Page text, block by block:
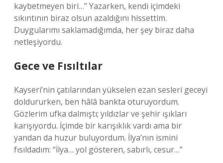
kaybetmeyen biri…” Yazarken, kendi içimdeki
sıkıntının biraz olsun azaldığını hissettim.
Duygularımı saklamadığımda, her şey biraz daha
netleşiyordu.
Gece ve Fısıltılar
Kayseri’nin çatılarından yükselen ezan sesleri geceyi
doldururken, ben hâlâ bankta oturuyordum.
Gözlerim ufka dalmıştı; yıldızlar ve şehir ışıkları
karışıyordu. İçimde bir karışıklık vardı ama bir
yandan da huzur buluyordum. İlya’nın ismini
fısıldadım: “İlya… yol gösteren, sabırlı, cesur…”